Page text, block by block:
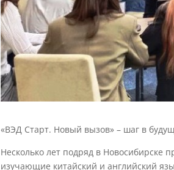
«ВЭД Старт. Новый вызов» – шаг в
Несколько лет подряд в Новосибирске
изучающие китайский и английский